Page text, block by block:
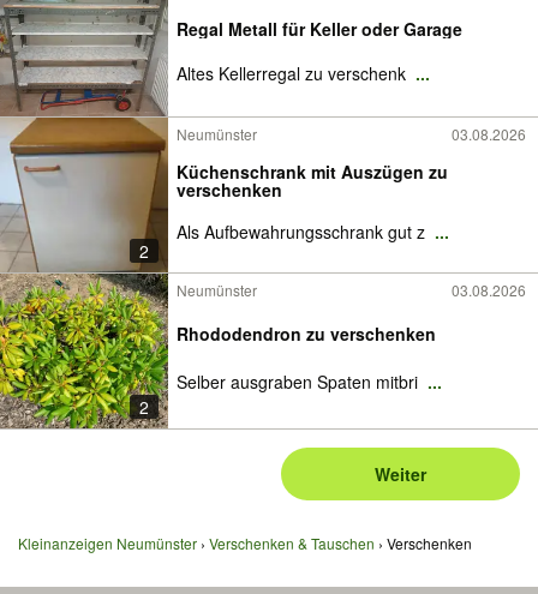
Regal Metall für Keller oder Garage
Altes Kellerregal zu verschenk ...
2
Neumünster 03.08.2026
Küchenschrank mit Auszügen zu
verschenken
Als Aufbewahrungsschrank gut z ...
2
Neumünster 03.08.2026
Rhododendron zu verschenken
Selber ausgraben Spaten mitbri ...
Weiter
Kleinanzeigen Neumünster Verschenken & Tauschen Verschenken